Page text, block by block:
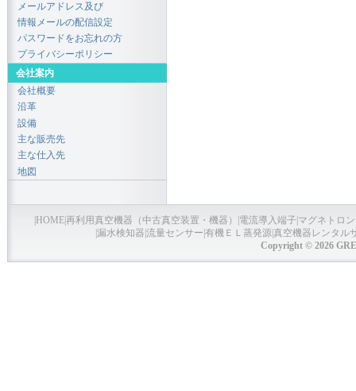
メールアドレス及び
情報メールの配信設定
パスワードをお忘れの方
プライバシーポリシー
会社案内
会社概要
沿革
設備
主な販売先
主な仕入先
地図
HOME再利用真空機器（中古真空装置・機器） 電流導入端子 マグネトロ
漏水検知器 流量センサー 有機ＥＬ蒸発源真空機器レンタル
Copyright © 2026